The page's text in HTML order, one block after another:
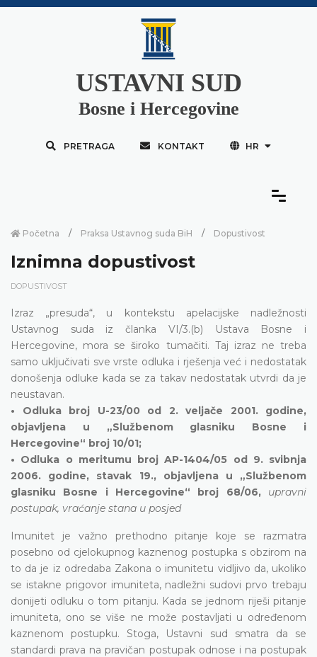
USTAVNI SUD
Bosne i Hercegovine
PRETRAGA KONTAKT HR
Početna Praksa Ustavnog suda BiH Dopustivost
Iznimna dopustivost
DOPUSTIVOST
Izraz „presuda“, u kontekstu apelacijske nadležnosti
Ustavnog suda iz članka VI/3.(b) Ustava Bosne i
Hercegovine, mora se široko tumačiti. Taj izraz ne treba
samo uključivati sve vrste odluka i rješenja već i nedostatak
donošenja odluke kada se za takav nedostatak utvrdi da je
neustavan.
• Odluka broj U-23/00 od 2. veljače 2001. godine,
objavljena u „Službenom glasniku Bosne i
Hercegovine“ broj 10/01;
• Odluka o meritumu broj AP-1404/05 od 9. svibnja
2006. godine, stavak 19., objavljena u „Službenom
glasniku Bosne i Hercegovine“ broj 68/06, upravni
postupak, vraćanje stana u posjed
Imunitet je važno prethodno pitanje koje se razmatra
posebno od cjelokupnog kaznenog postupka s obzirom na
to da je iz odredaba Zakona o imunitetu vidljivo da, ukoliko
se istakne prigovor imuniteta, nadležni sudovi prvo trebaju
donijeti odluku o tom pitanju. Kada se jednom riješi pitanje
imuniteta, ono se više ne može postavljati u određenom
kaznenom postupku. Stoga, Ustavni sud smatra da se
standardi prava na pravičan postupak odnose i na postupak